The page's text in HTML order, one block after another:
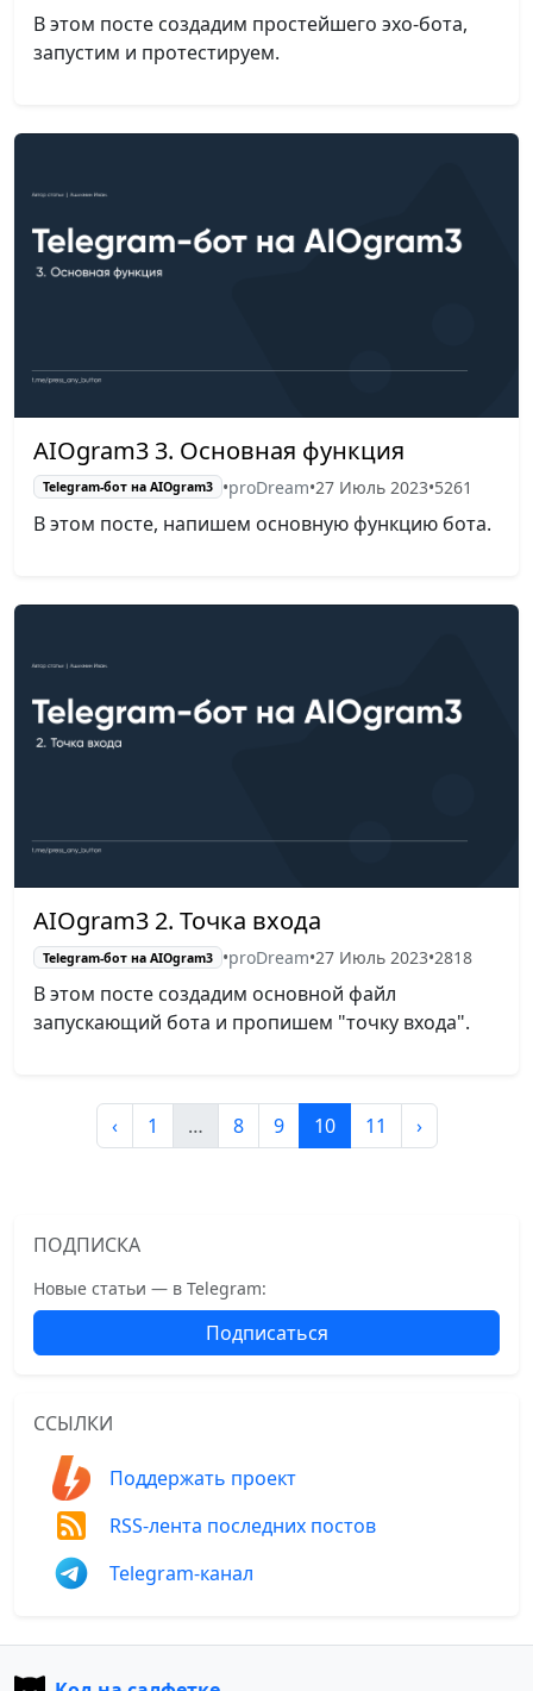
В этом посте создадим простейшего эхо-бота,
запустим и протестируем.
AIOgram3 3. Основная функция
Telegram-бот на AIOgram3 •proDream•27 Июль 2023•5261
В этом посте, напишем основную функцию бота.
AIOgram3 2. Точка входа
Telegram-бот на AIOgram3 •proDream•27 Июль 2023•2818
В этом посте создадим основной файл
запускающий бота и пропишем "точку входа".
‹ 1 … 8 9 10 11 ›
ПОДПИСКА
Новые статьи — в Telegram:
Подписаться
ССЫЛКИ
Поддержать проект
RSS-лента последних постов
Telegram-канал